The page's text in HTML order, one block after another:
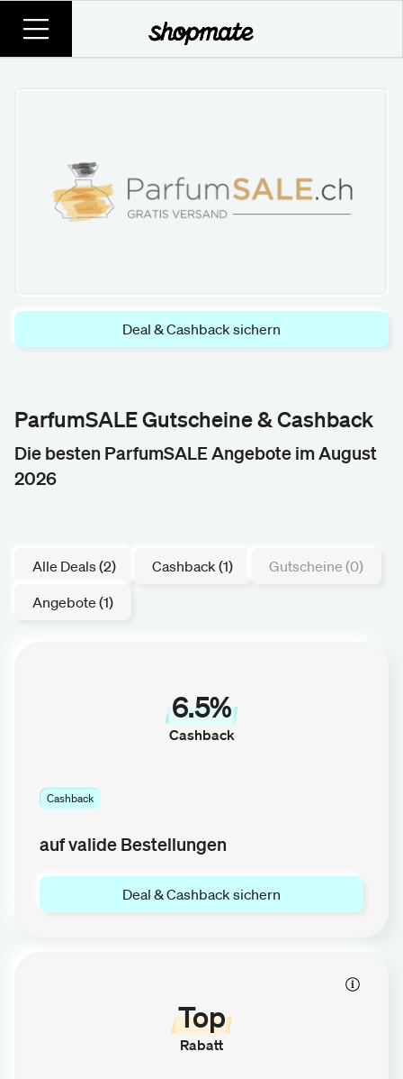
Deal & Cashback sichern
ParfumSALE Gutscheine & Cashback
Die besten ParfumSALE Angebote im August
2026
Alle Deals (2) Cashback (1)
Gutscheine (0)
Angebote (1)
6.5%
Cashback
Cashback
auf valide Bestellungen
Deal & Cashback sichern
Top
Rabatt